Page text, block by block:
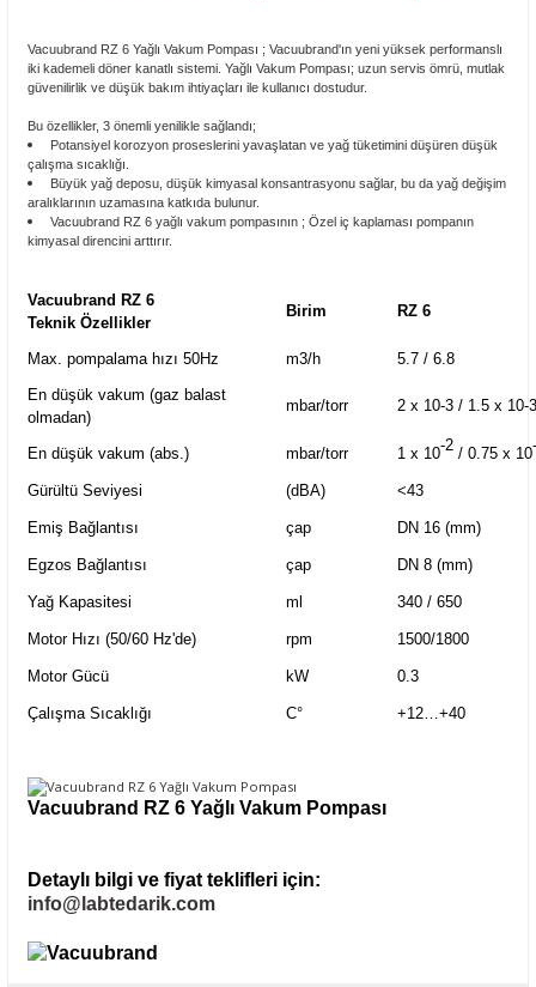
Vacuubrand RZ 6 Yağlı Vakum Pompası ; Vacuubrand'ın yeni yüksek performanslı
iki kademeli döner kanatlı sistemi. Yağlı Vakum Pompası; uzun servis ömrü, mutlak
güvenilirlik ve düşük bakım ihtiyaçları ile kullanıcı dostudur.
Bu özellikler, 3 önemli yenilikle sağlandı;
Potansiyel korozyon proseslerini yavaşlatan ve yağ tüketimini düşüren düşük
çalışma sıcaklığı.
Büyük yağ deposu, düşük kimyasal konsantrasyonu sağlar, bu da yağ değişim
aralıklarının uzamasına katkıda bulunur.
Vacuubrand RZ 6 yağlı vakum pompasının ;Özel iç kaplaması pompanın
kimyasal direncini arttırır.
Vacuubrand RZ 6
Teknik Özellikler
Birim RZ 6
Max. pompalama hızı 50Hz m3/h
5.7 / 6.8
En düşük vakum (gaz balast
olmadan)
mbar/torr 2 x 10-3 / 1.5 x 10-3
En düşük vakum (abs.) mbar/torr 1 x 10-2 / 0.75 x 10
Gürültü Seviyesi (dBA) <43
Emiş Bağlantısı çap DN 16 (mm)
Egzos Bağlantısı çap DN 8 (mm)
Yağ Kapasitesi ml 340 / 650
Motor Hızı (50/60 Hz'de) rpm 1500/1800
Motor Gücü kW 0.3
Çalışma Sıcaklığı C° +12…+40
Vacuubrand RZ 6 Yağlı Vakum Pompası
Detaylı bilgi ve fiyat teklifleri için:
info@labtedarik.com